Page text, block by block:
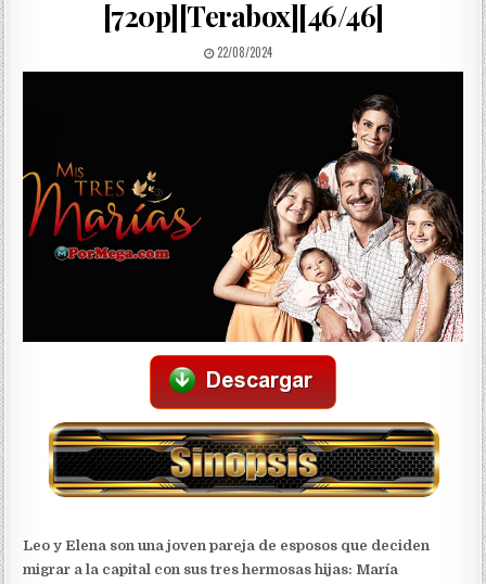
[720p][Terabox][46/46]
PUBLISHED DATE:
22/08/2024
Leo y Elena son una joven pareja de esposos que deciden
migrar a la capital con sus tres hermosas hijas: María